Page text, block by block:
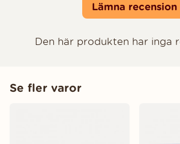
Lämna recension
Den här produkten har inga
Se fler varor